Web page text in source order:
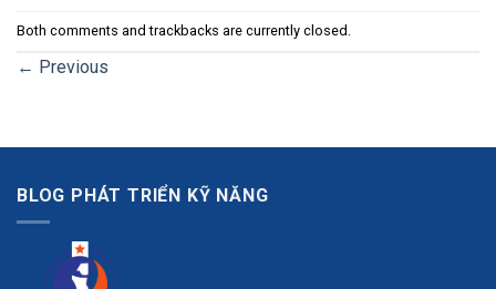
Both comments and trackbacks are currently closed.
← Previous
BLOG PHÁT TRIỂN KỸ NĂNG